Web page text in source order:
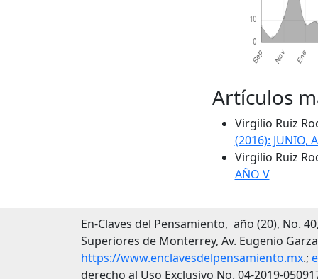
Artículos
Virgilio Ruiz
(2016): JUNIO,
Virgilio Ruiz
AÑO V
En-Claves del Pensamiento, año (20), No.
Superiores de Monterrey, Av. Eugenio
https://www.enclavesdelpensamiento.mx.;
derecho al Uso Exclusivo No. 04-2019-